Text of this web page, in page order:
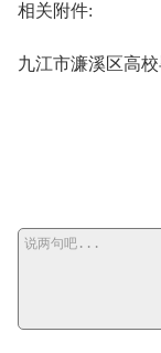
相关附件:
九江市濂溪区高